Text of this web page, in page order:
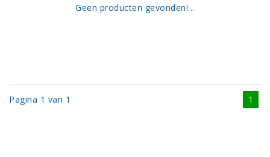
Geen producten gevonden!...
Pagina 1 van 1 1